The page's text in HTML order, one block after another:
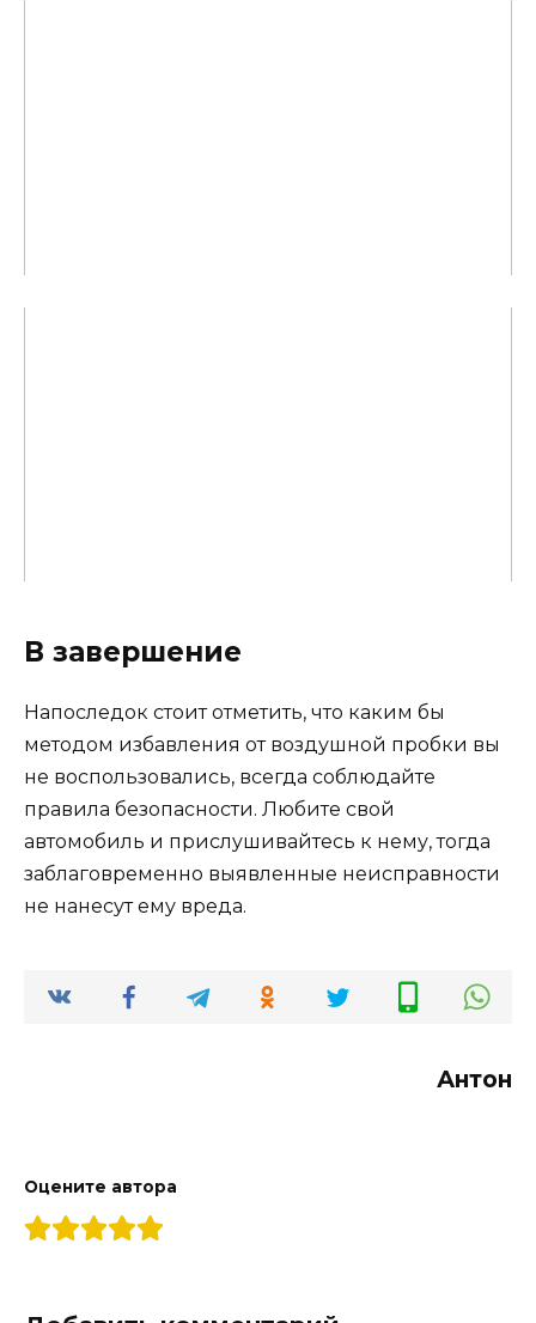
В завершение
Напоследок стоит отметить, что каким бы
методом избавления от воздушной пробки вы
не воспользовались, всегда соблюдайте
правила безопасности. Любите свой
автомобиль и прислушивайтесь к нему, тогда
заблаговременно выявленные неисправности
не нанесут ему вреда.
Антон
Оцените автора